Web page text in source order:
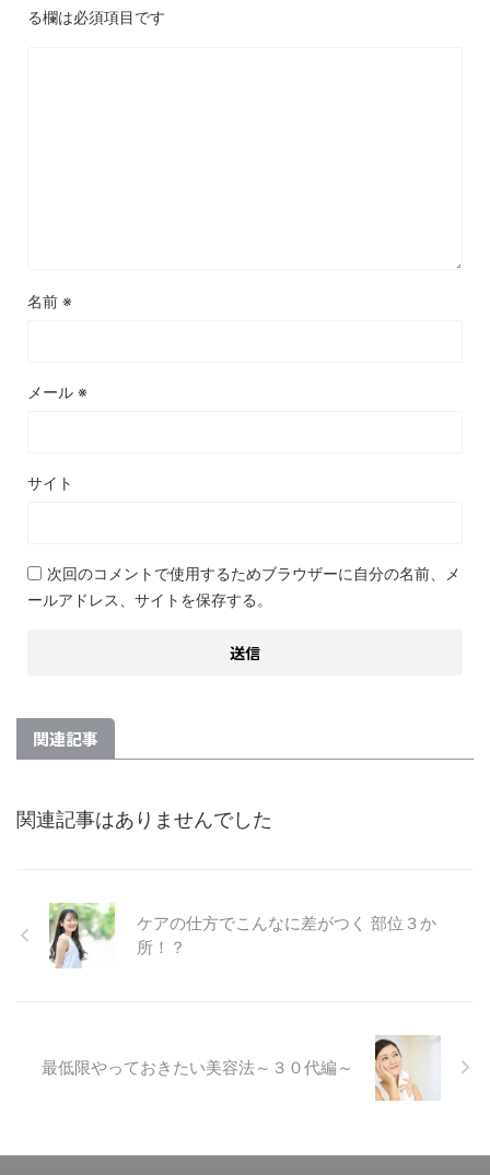
る欄は必須項目です
名前 ※
メール ※
サイト
次回のコメントで使用するためブラウザーに自分の名前、メ
ールアドレス、サイトを保存する。
関連記事
関連記事はありませんでした
ケアの仕方でこんなに差がつく 部位３か
所！？
最低限やっておきたい美容法～３０代編～